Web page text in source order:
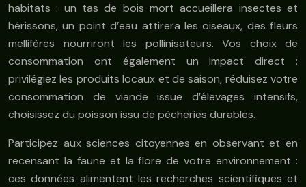
habitats : un tas de bois mort accueillera insectes et
hérissons, un point d’eau attirera les oiseaux, des fleurs
mellifères nourriront les pollinisateurs. Vos choix de
consommation ont également un impact direct :
privilégiez les produits locaux et de saison, réduisez votre
consommation de viande issue d’élevages intensifs,
choisissez du poisson issu de pêcheries durables.
Participez aux sciences citoyennes en observant et en
recensant la faune et la flore de votre environnement :
ces données alimentent les recherches scientifiques et